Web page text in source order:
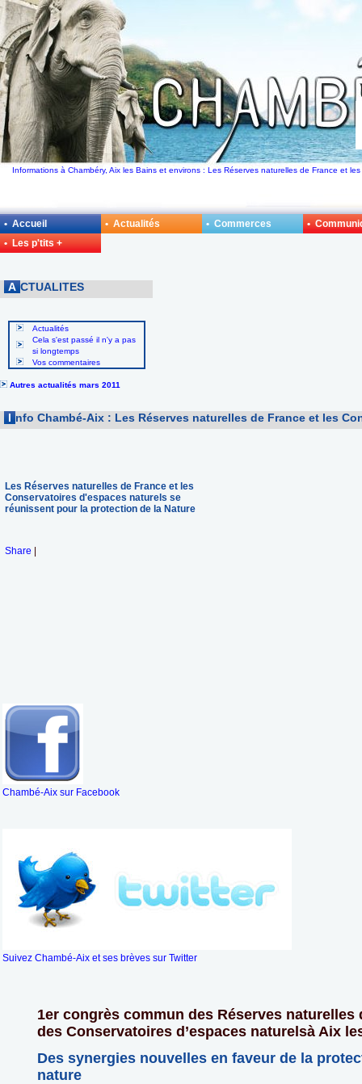
Informations à Chambéry, Aix les Bains et environs : Les Réserves naturelles de France et
A CTUALITES
Actualités
Cela s'est passé il n'y a pas
si longtemps
Vos commentaires
Autres actualités mars 2011
I nfo Chambé-Aix : Les Réserves naturelles de France et les
Les Réserves naturelles de France et les
Conservatoires d'espaces naturels se
réunissent pour la protection de la Nature
Share
Chambé-Aix sur Facebook
Suivez Chambé-Aix et ses brèves sur Twitter
1er congrès commun des Réserves naturelles
des Conservatoires d’espaces naturelsà Aix
Des synergies nouvelles en faveur de la
nature
• Accueil • Actualités • Commerces
•
• Les p'tits +